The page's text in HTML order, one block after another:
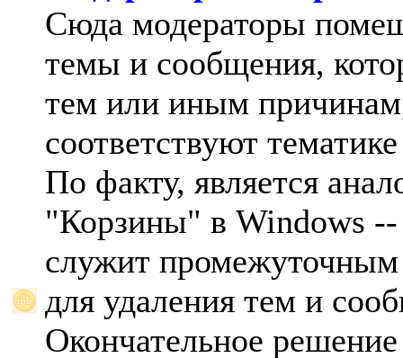
Сюда модераторы
темы и сообщения,
тем или иным
соответствуют
По факту, является
"Корзины" в Windows --
служит промежуточным
для удаления тем и
Окончательное